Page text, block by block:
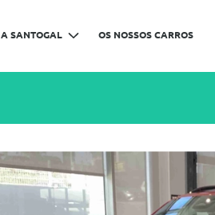
A SANTOGAL OS NOSSOS CARROS